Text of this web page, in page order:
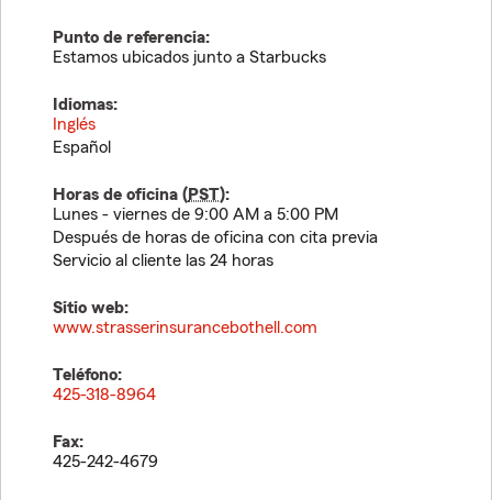
Punto de referencia:
Estamos ubicados junto a Starbucks
Idiomas:
Inglés
Español
Horas de oficina (PST):
Lunes - viernes de 9:00 AM a 5:00 PM
Después de horas de oficina con cita previa
Servicio al cliente las 24 horas
Sitio web:
www.strasserinsurancebothell.com
Teléfono:
425-318-8964
Fax:
425-242-4679